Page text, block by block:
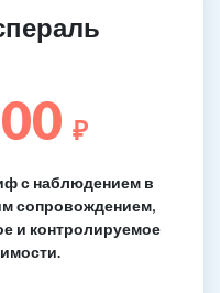
₽
с наблюдением в
сопровождением,
и контролируемое